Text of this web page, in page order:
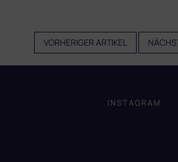
VORHERIGER ARTIKEL
INSTAGRAM